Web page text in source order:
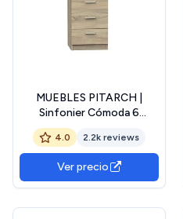
MUEBLES PITARCH |
Sinfonier Cómoda 6
Cajones guías metálicas,
Cajonera Dormitorios,
Roble Cambrian,
110x40x40cm (Alto x
Ancho x Fondo) con
4.0 2.2k reviews
Ver precio